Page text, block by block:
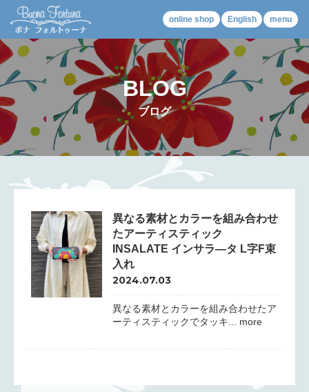
online shop English menu
BLOG
ブログ
異なる素材とカラーを組み合わせ
たアーティスティック
INSALATE インサラ―タ L字F束
入れ
2024.07.03
異なる素材とカラーを組み合わせたア
ーティスティックでタッキ... more